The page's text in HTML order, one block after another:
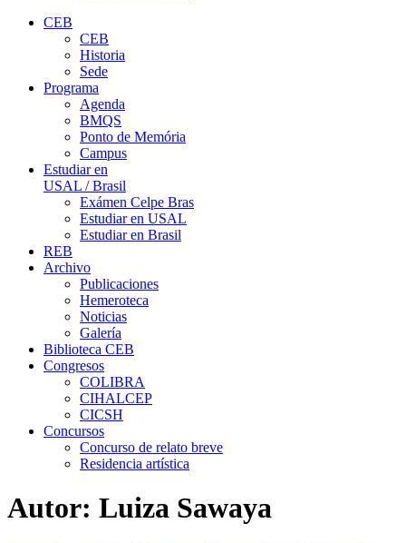
CEB
CEB
Historia
Sede
Programa
Agenda
BMQS
Ponto de Memória
Campus
Estudiar en
USAL / Brasil
Exámen Celpe Bras
Estudiar en USAL
Estudiar en Brasil
REB
Archivo
Publicaciones
Hemeroteca
Noticias
Galería
Biblioteca CEB
Congresos
COLIBRA
CIHALCEP
CICSH
Concursos
Concurso de relato breve
Residencia artística
Autor: Luiza Sawaya